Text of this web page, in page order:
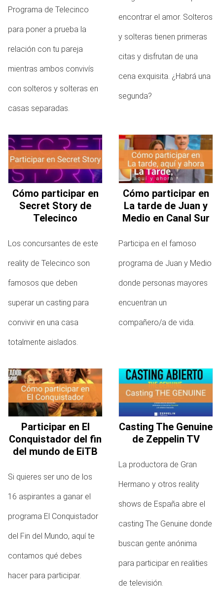
Programa de Telecinco
para poner a prueba la
relación con tu pareja
mientras ambos convivís
con solteros y solteras en
casas separadas.
encontrar el amor. Solteros
y solteras tienen primeras
citas y disfrutan de una
cena exquisita. ¿Habrá una
segunda?
Cómo participar en
Secret Story de
Telecinco
Los concursantes de este
reality de Telecinco son
famosos que deben
superar un casting para
convivir en una casa
totalmente aislados.
Cómo participar en
La tarde de Juan y
Medio en Canal Sur
Participa en el famoso
programa de Juan y Medio
donde personas mayores
encuentran un
compañero/a de vida.
Participar en El
Conquistador del fin
del mundo de EiTB
Si quieres ser uno de los
16 aspirantes a ganar el
programa El Conquistador
del Fin del Mundo, aquí te
contamos qué debes
hacer para participar.
Casting The Genuine
de Zeppelin TV
La productora de Gran
Hermano y otros reality
shows de España abre el
casting The Genuine donde
buscan gente anónima
para participar en realities
de televisión.